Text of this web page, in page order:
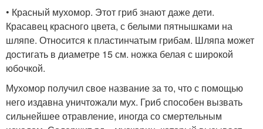
• Красный мухомор. Этот гриб знают даже дети.
Красавец красного цвета, с белыми пятнышками на
шляпе. Относится к пластинчатым грибам. Шляпа может
достигать в диаметре 15 см. ножка белая с широкой
юбочкой.
Мухомор получил свое название за то, что с помощью
него издавна уничтожали мух. Гриб способен вызвать
сильнейшее отравление, иногда со смертельным